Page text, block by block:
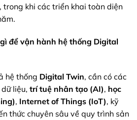
khi các triển khai toàn diện
để vận hành hệ thống Digital
hệ thống Digital Twin, cần có các
liệu, trí tuệ nhân tạo (AI), học
, Internet of Things (IoT), kỹ
thức chuyên sâu về quy trình sản